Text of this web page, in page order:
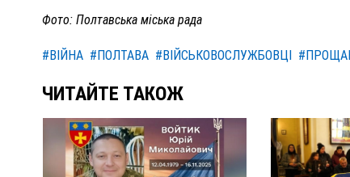
Фото: Полтавська міська рада
#ВІЙНА #ПОЛТАВА #ВІЙСЬКОВОСЛУЖБОВЦІ
ЧИТАЙТЕ ТАКОЖ